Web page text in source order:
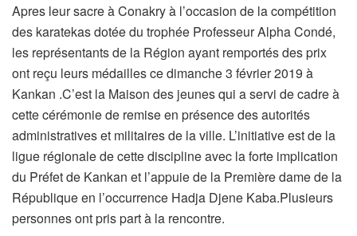
Apres leur sacre à Conakry à l’occasion de la compétition
des karatekas dotée du trophée Professeur Alpha Condé,
les représentants de la Région ayant remportés des prix
ont reçu leurs médailles ce dimanche 3 février 2019 à
Kankan .C’est la Maison des jeunes qui a servi de cadre à
cette cérémonie de remise en présence des autorités
administratives et militaires de la ville. L’initiative est de la
ligue régionale de cette discipline avec la forte implication
du Préfet de Kankan et l’appuie de la Première dame de la
République en l’occurrence Hadja Djene Kaba.Plusieurs
personnes ont pris part à la rencontre.